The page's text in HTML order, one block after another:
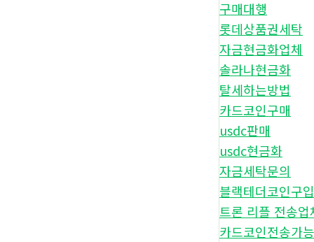
구매대행
롯데상품권세탁
자금현금화업체
솔라나현금화
탈세하는방법
카드코인구매
usdc판매
usdc현금화
자금세탁문의
블랙테더코인구입
트론 리플 전송업
카드코인전송가능